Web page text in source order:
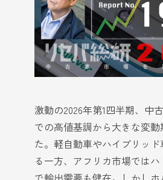
激動の2026年第1四半期、中
での高値基調から大きな変動
た。軽自動車やハイブリッ
る一方、アフリカ市場では